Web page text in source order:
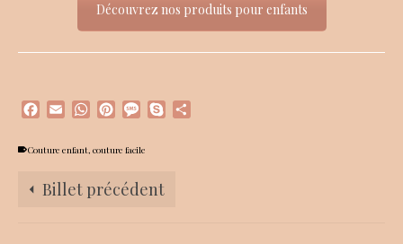
Découvrez nos produits pour enfants
Facebook
EmailWhatsApp
PinterestMessageSkype
Couture enfant, couture facile
Billet précédent